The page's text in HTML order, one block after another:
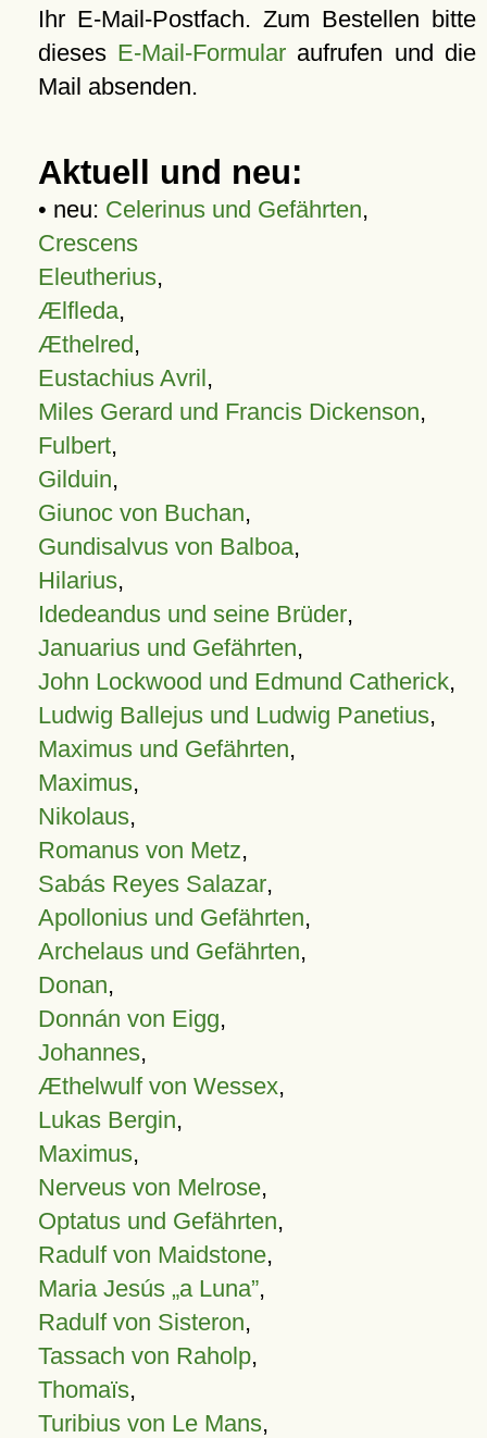
Ihr E-Mail-Postfach. Zum Bestellen bitte
dieses E-Mail-Formular aufrufen und die
Mail absenden.
Aktuell und neu:
• neu: Celerinus und Gefährten,
Crescens
Eleutherius,
Ælfleda,
Æthelred,
Eustachius Avril,
Miles Gerard und Francis Dickenson,
Fulbert,
Gilduin,
Giunoc von Buchan,
Gundisalvus von Balboa,
Hilarius,
Idedeandus und seine Brüder,
Januarius und Gefährten,
John Lockwood und Edmund Catherick,
Ludwig Ballejus und Ludwig Panetius,
Maximus und Gefährten,
Maximus,
Nikolaus,
Romanus von Metz,
Sabás Reyes Salazar,
Apollonius und Gefährten,
Archelaus und Gefährten,
Donan,
Donnán von Eigg,
Johannes,
Æthelwulf von Wessex,
Lukas Bergin,
Maximus,
Nerveus von Melrose,
Optatus und Gefährten,
Radulf von Maidstone,
Maria Jesús „a Luna”,
Radulf von Sisteron,
Tassach von Raholp,
Thomaïs,
Turibius von Le Mans,